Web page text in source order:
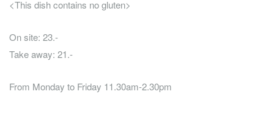
<This dish contains no gluten>
On site: 23.-
Take away: 21.-
From Monday to Friday 11.30am-2.30pm